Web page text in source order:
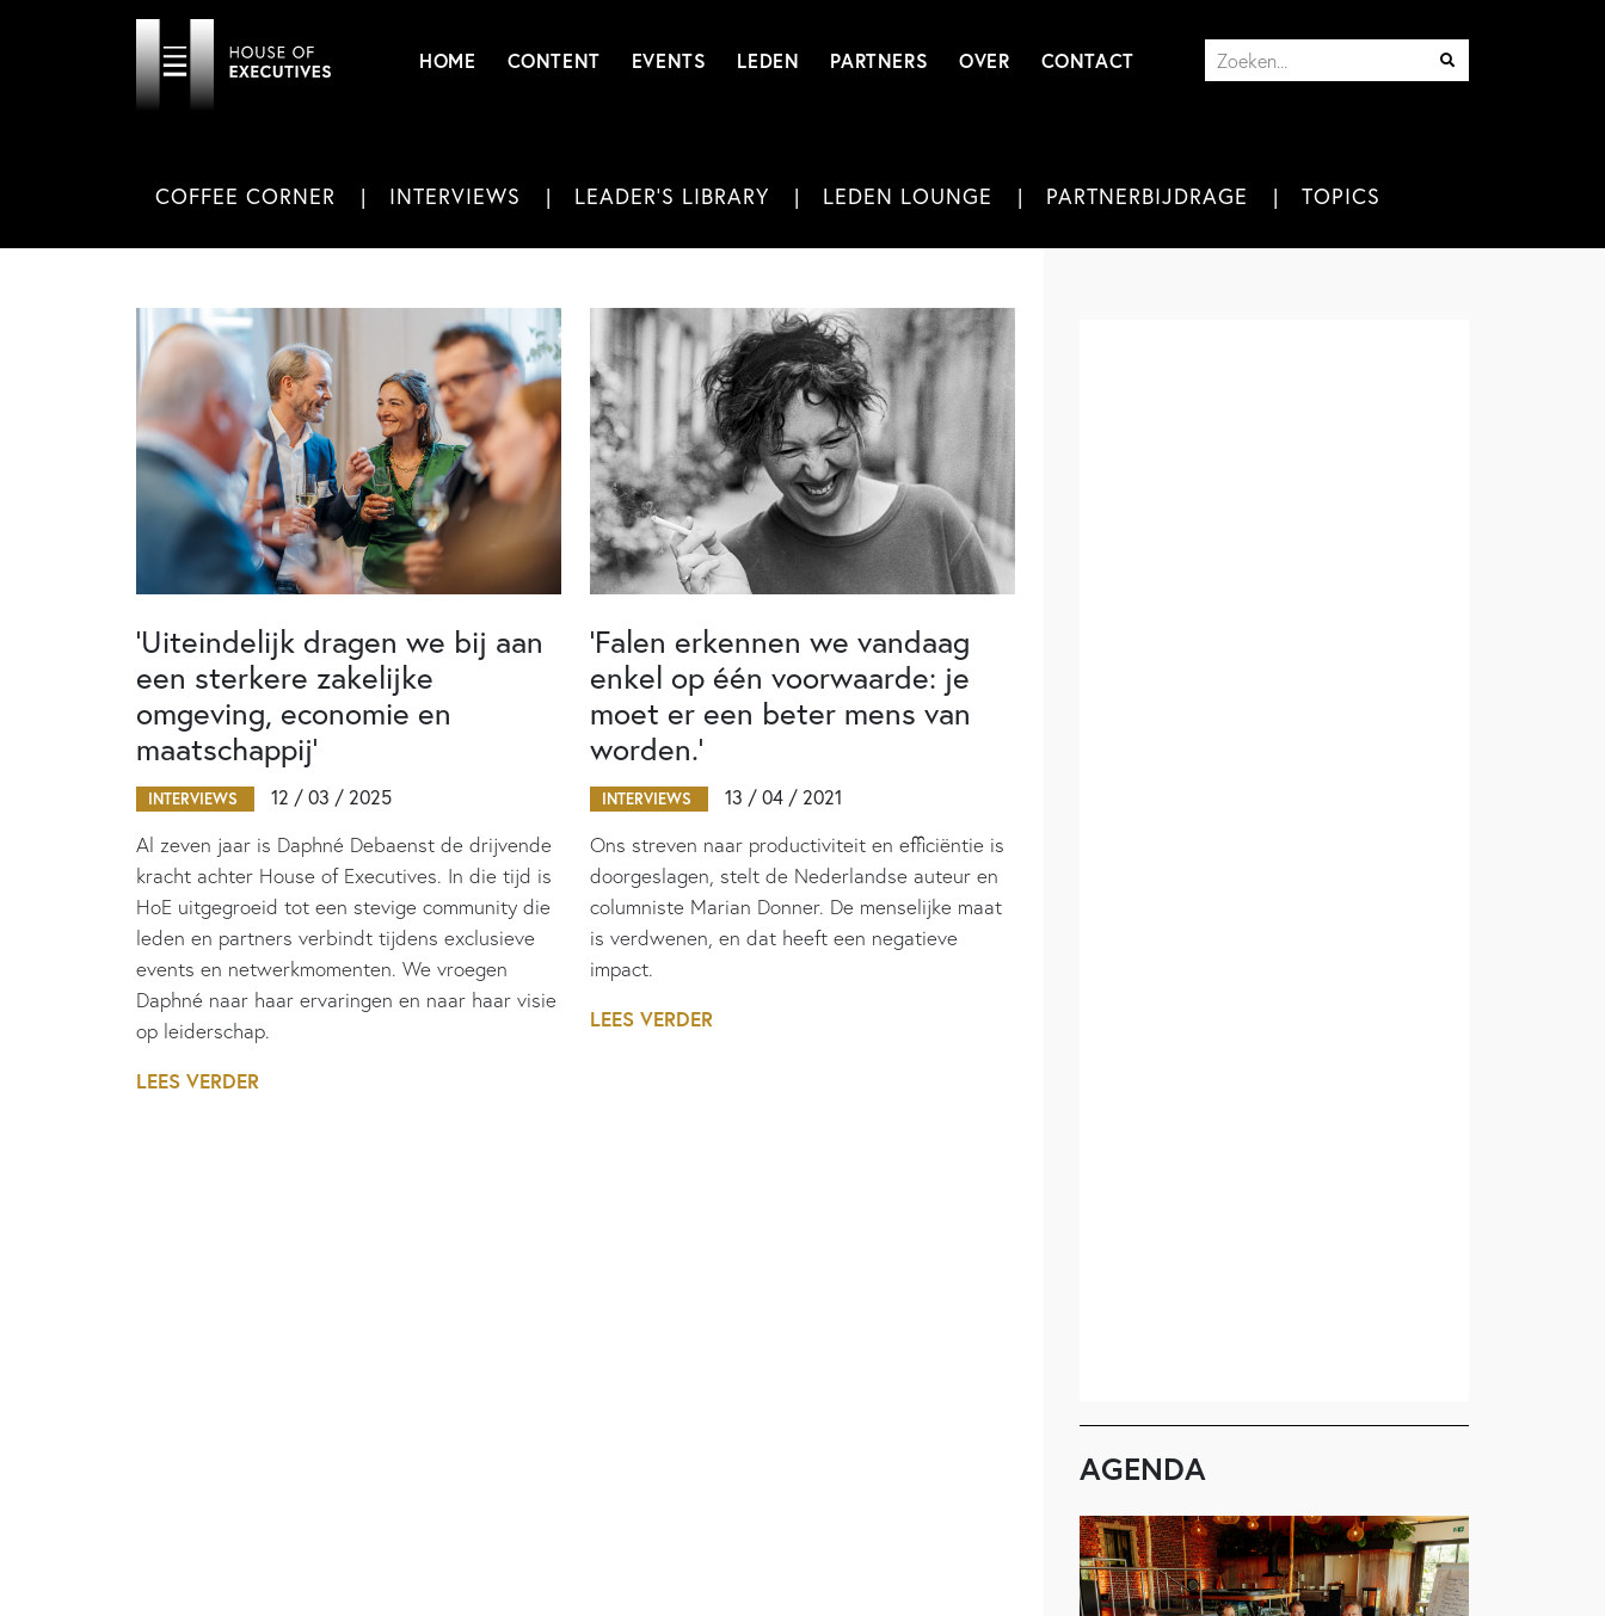
HOME CONTENT EVENTS LEDEN PARTNERS OVER CONTACT
COFFEE CORNER INTERVIEWS LEADER'S LIBRARY LEDEN LOUNGE PARTNERBIJDRAGE TOPICS
‘Uiteindelijk dragen we bij aan
een sterkere zakelijke
omgeving, economie en
maatschappij’
INTERVIEWS 12 / 03 / 2025
Al zeven jaar is Daphné Debaenst de drijvende
kracht achter House of Executives. In die tijd is
HoE uitgegroeid tot een stevige community die
leden en partners verbindt tijdens exclusieve
events en netwerkmomenten. We vroegen
Daphné naar haar ervaringen en naar haar visie
op leiderschap.
LEES VERDER
‘Falen erkennen we vandaag
enkel op één voorwaarde: je
moet er een beter mens van
worden.’
INTERVIEWS 13 / 04 / 2021
Ons streven naar productiviteit en efficiëntie is
doorgeslagen, stelt de Nederlandse auteur en
columniste Marian Donner. De menselijke maat
is verdwenen, en dat heeft een negatieve
impact.
LEES VERDER
AGENDA